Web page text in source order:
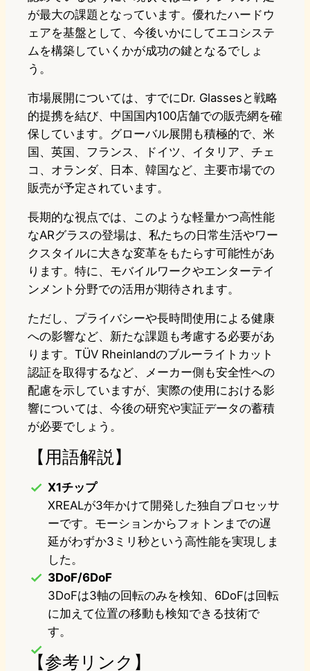
が最大の課題となっています。優れたハードウ
ェアを基盤として、今後いかにしてエコシステ
ムを構築していくかが成功の鍵となるでしょ
う。
市場展開については、すでにDr. Glassesと戦略
的提携を結び、中国国内100店舗での販売網を確
保しています。グローバル展開も積極的で、米
国、英国、フランス、ドイツ、イタリア、チェ
コ、オランダ、日本、韓国など、主要市場での
販売が予定されています。
長期的な視点では、このような軽量かつ高性能
なARグラスの登場は、私たちの日常生活やワー
クスタイルに大きな変革をもたらす可能性があ
ります。特に、モバイルワークやエンターテイ
ンメント分野での活用が期待されます。
ただし、プライバシーや長時間使用による健康
への影響など、新たな課題も考慮する必要があ
ります。TÜV Rheinlandのブルーライトカット
認証を取得するなど、メーカー側も安全性への
配慮を示していますが、実際の使用における影
響については、今後の研究や実証データの蓄積
が必要でしょう。
【用語解説】
X1チップ
XREALが3年かけて開発した独自プロセッサ
ーです。モーションからフォトンまでの遅
延がわずか3ミリ秒という高性能を実現しま
した。
3DoF/6DoF
3DoFは3軸の回転のみを検知、6DoFは回転
に加えて位置の移動も検知できる技術で
す。
【参考リンク】